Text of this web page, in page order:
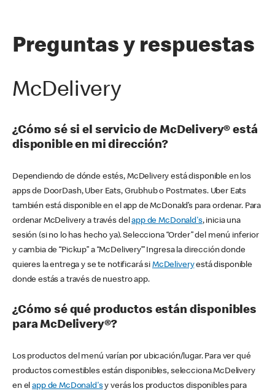
Preguntas y respuestas
McDelivery
¿Cómo sé si el servicio de McDelivery® está
disponible en mi dirección?
Dependiendo de dónde estés, McDelivery está disponible en los
apps de DoorDash, Uber Eats, Grubhub o Postmates. Uber Eats
también está disponible en el app de McDonald’s para ordenar. Para
ordenar McDelivery a través delapp de McDonald's, inicia una
sesión (si no lo has hecho ya). Selecciona “Order” del menú inferior
y cambia de “Pickup” a “McDelivery’” Ingresa la dirección donde
quieres la entrega y se te notificará si McDeliveryestá disponible
donde estás a través de nuestro app.
¿Cómo sé qué productos están disponibles
para McDelivery®?
Los productos del menú varían por ubicación/lugar. Para ver qué
productos comestibles están disponibles, selecciona McDelivery
en elapp de McDonald'sy verás los productos disponibles para